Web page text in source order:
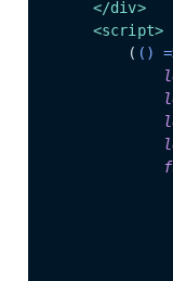
</div>
<script>
        (
()